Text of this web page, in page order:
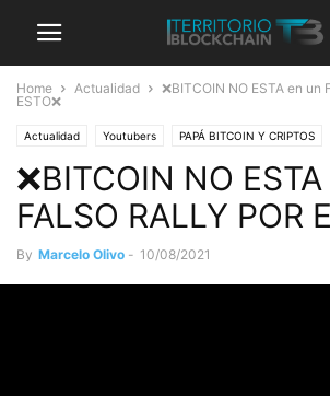
Home Actualidad
❌BITCOIN NO ESTA en un
ESTO❌
Actualidad Youtubers PAPÁ BITCOIN Y CRIPTOS
❌BITCOIN NO
FALSO RALLY POR
By Marcelo Olivo - 10/08/2021